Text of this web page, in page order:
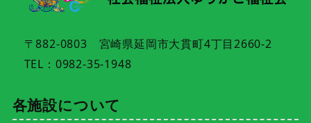
〒882-0803 宮崎県延岡市大貫町4丁目2660-2
TEL：0982-35-1948
各施設について